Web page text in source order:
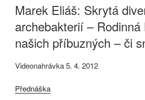
Marek Eliáš: Skrytá
archebakterií – Rodinná
našich příbuzných – či
Videonahrávka 5. 4. 2012
Přednáška